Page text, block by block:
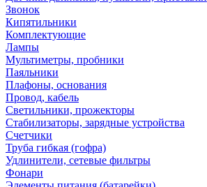
Звонок
Кипятильники
Комплектующие
Лампы
Мультиметры, пробники
Паяльники
Плафоны, основания
Провод, кабель
Светильники, прожекторы
Стабилизаторы, зарядные устройства
Счетчики
Труба гибкая (гофра)
Удлинители, сетевые фильтры
Фонари